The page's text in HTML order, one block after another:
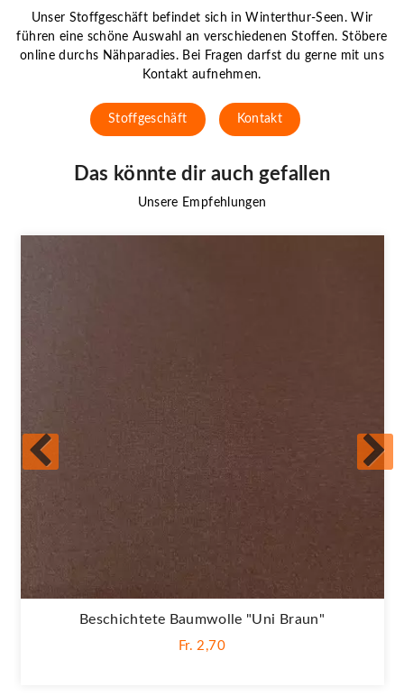
Unser Stoffgeschäft befindet sich in Winterthur-Seen. Wir
führen eine schöne Auswahl an verschiedenen Stoffen. Stöbere
online durchs Nähparadies. Bei Fragen darfst du gerne mit uns
Kontakt aufnehmen.
Stoffgeschäft Kontakt
Das könnte dir auch gefallen
Unsere Empfehlungen
Beschichtete Baumwolle "Uni Braun"
Fr. 2,70